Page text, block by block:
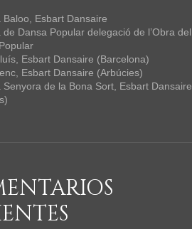
Baloo, Esbart Dansaire
de Dansa Popular delegació de l’Obra del
Esbart Dansaire (Barcelona)
Esbart Dansaire (Arbúcies)
Senyora de la Bona Sort, Esbart Dansaire